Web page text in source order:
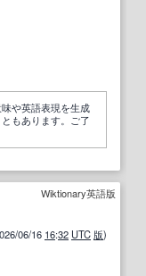
や英語表現を生成
もあります。ご了
Wiktionary英語版
06/16 16:32 UTC 版)